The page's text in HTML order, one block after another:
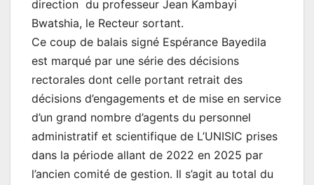
direction du professeur Jean Kambayi
Bwatshia, le Recteur sortant.
Ce coup de balais signé Espérance Bayedila
est marqué par une série des décisions
rectorales dont celle portant retrait des
décisions d’engagements et de mise en service
d’un grand nombre d’agents du personnel
administratif et scientifique de L’UNISIC prises
dans la période allant de 2022 en 2025 par
l’ancien comité de gestion. Il s’agit au total du